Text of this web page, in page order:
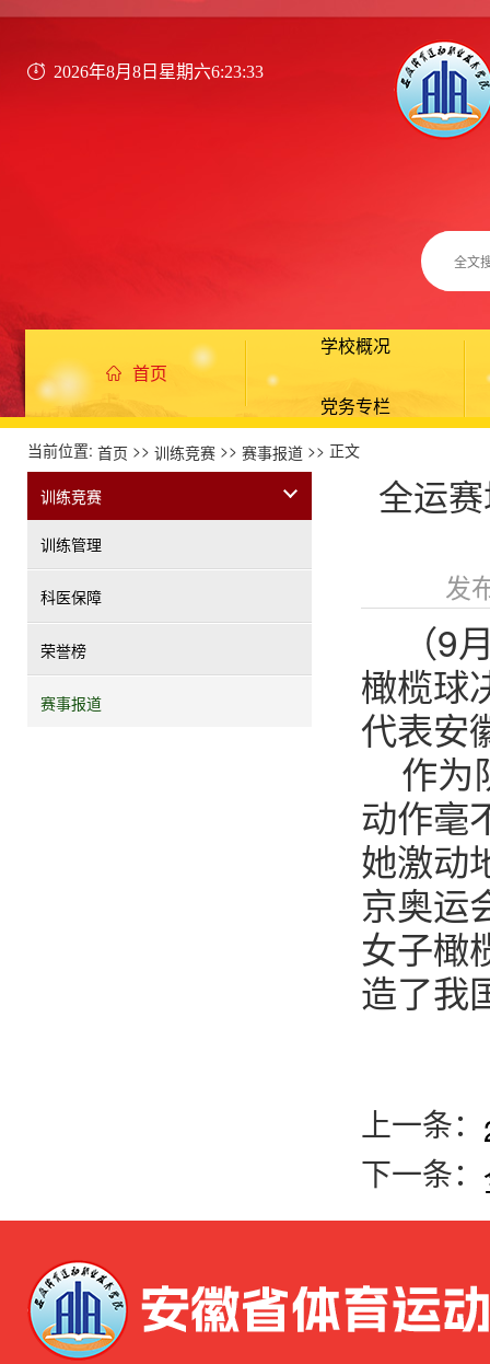
2026年8月8日星期六6:23:34
首页
学校概况
党务专栏
当前位置: 首页 >> 训练竞赛 >> 赛事报道 >> 正文
训练竞赛
训练管理
科医保障
荣誉榜
赛事报道
全运
发
（
橄榄球
代表安
作为
动作毫
她激动
京奥运
女子橄
造了我
上一条：
下一条：